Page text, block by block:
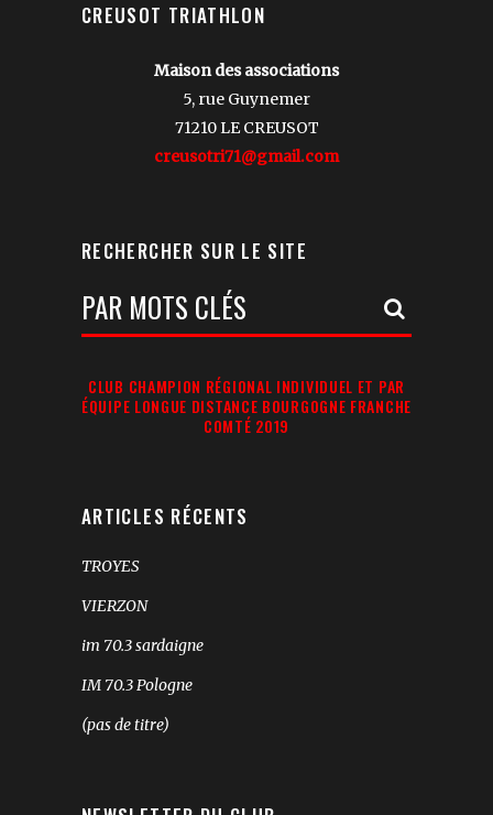
CREUSOT TRIATHLON
Maison des associations
5, rue Guynemer
71210 LE CREUSOT
creusotri71@gmail.com
RECHERCHER SUR LE SITE
Votre
Recherche:
CLUB CHAMPION RÉGIONAL INDIVIDUEL ET PAR
ÉQUIPE LONGUE DISTANCE BOURGOGNE FRANCHE
COMTÉ 2019
ARTICLES RÉCENTS
TROYES
VIERZON
im 70.3 sardaigne
IM 70.3 Pologne
(pas de titre)